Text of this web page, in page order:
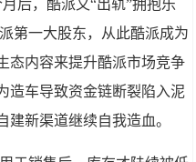
后，酷派又“出轨”拥抱乐
第一大股东，从此酷派成为
态内容来提升酷派市场竞争
造车导致资金链断裂陷入泥
新渠道继续自我造血。